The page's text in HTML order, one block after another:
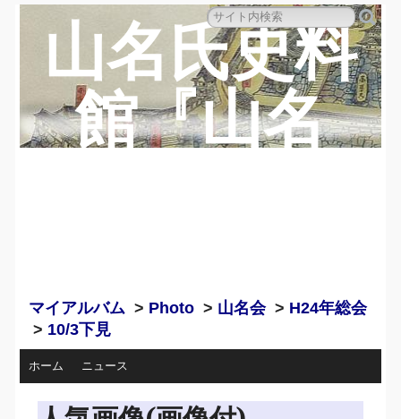
山名氏史料
館『山名
マイアルバム > Photo > 山名会> H24年総会
> 10/3下見
ホーム ニュース